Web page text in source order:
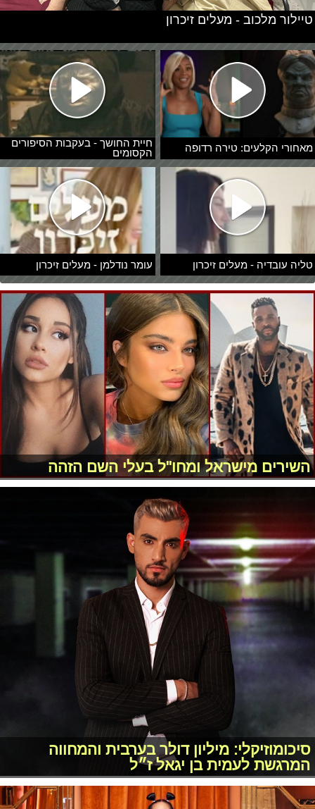
מאחורי הקלעים: טירה רדופה
חיית החושך - בעקבות הסיפורים
הקסומים
טליה עובדיה - מעלים זיכרון עומר נודלמן - מעלים זיכרון
טיילור מלכוב - מעלים זיכרון
השירים מישראל ומחו"ל בעלי השם הזהה
סיכומוזיקלי: מיליון דולר בערבית והמחווה
המרגשת לעמית בן יגאל ז״ל